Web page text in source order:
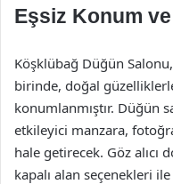
Eşsiz Konum
Köşklübağ Düğün
birinde, doğal
konumlanmıştır. Düğün
etkileyici manzara,
hale getirecek. Göz alıcı
kapalı alan seçenekleri